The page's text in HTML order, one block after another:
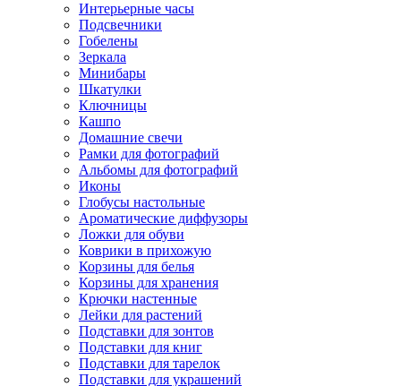
Интерьерные часы
Подсвечники
Гобелены
Зеркала
Минибары
Шкатулки
Ключницы
Кашпо
Домашние свечи
Рамки для фотографий
Альбомы для фотографий
Иконы
Глобусы настольные
Ароматические диффузоры
Ложки для обуви
Коврики в прихожую
Корзины для белья
Корзины для хранения
Крючки настенные
Лейки для растений
Подставки для зонтов
Подставки для книг
Подставки для тарелок
Подставки для украшений